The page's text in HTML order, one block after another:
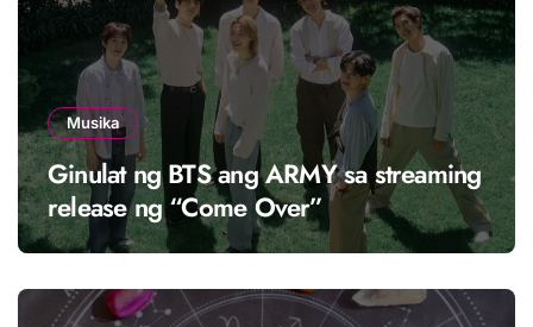
Musika
Ginulat ng BTS ang ARMY sa streaming
release ng “Come Over”